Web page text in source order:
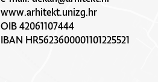
www.arhitekt.unizg.hr
OIB 42061107444
IBAN HR5623600001101225521